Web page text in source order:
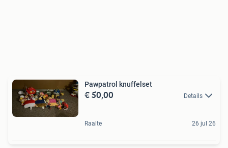
Pawpatrol knuffelset
€ 50,00 Details
Raalte 26 jul 26